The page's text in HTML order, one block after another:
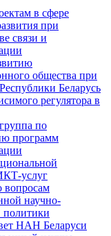
в сфере
при
связи и
общества при
Беларусь
регулятора в
по
программ
услуг
вопросам
научно-
политики
НАН Беларуси